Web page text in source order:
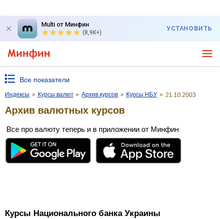
Multi от Минфин
(8,9K+)
УСТАНОВИТЬ
Все показатели
Индексы » Курсы валют » Архив курсов » Курсы НБУ » 21.10.2003
Архив валютных курсов
Все про валюту теперь и в приложении от Минфин
Курсы Национального банка Украины